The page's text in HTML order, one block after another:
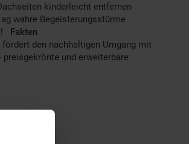
kinderleicht entfernen
wahre Begeisterungsstürme
Fakten
den nachhaltigen Umgang mit
und erweiterbare